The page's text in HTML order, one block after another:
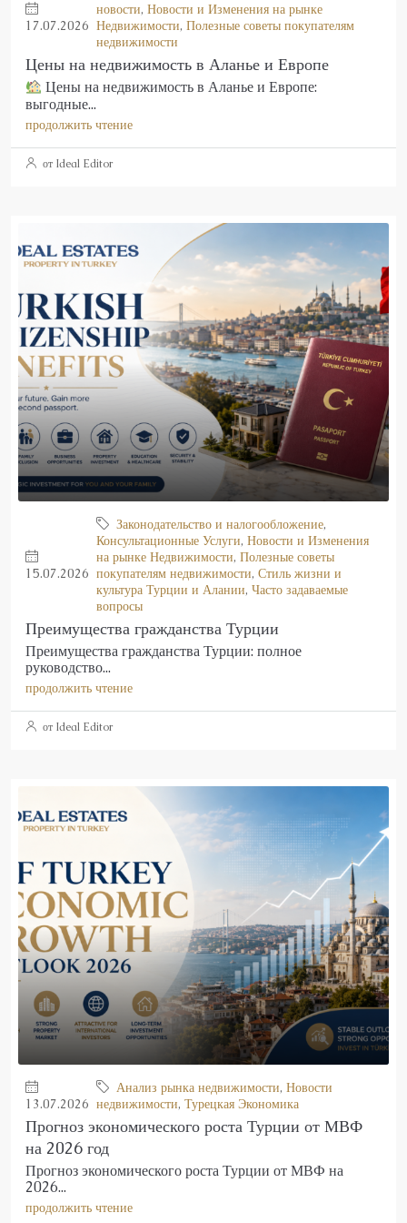
17.07.2026
новости, Новости и Изменения на рынке
Недвижимости, Полезные советы покупателям
недвижимости
Цены на недвижимость в Аланье и Европе
Цены на недвижимость в Аланье и Европе:
выгодные...
продолжить чтение
от Ideal Editor
15.07.2026
Законодательство и налогообложение,
Консультационные Услуги, Новости и Изменения
на рынке Недвижимости, Полезные советы
покупателям недвижимости, Стиль жизни и
культура Турции и Алании, Часто задаваемые
вопросы
Преимущества гражданства Турции
Преимущества гражданства Турции: полное
руководство...
продолжить чтение
от Ideal Editor
13.07.2026
Анализ рынка недвижимости, Новости
недвижимости, Турецкая Экономика
Прогноз экономического роста Турции от МВФ
на 2026 год
Прогноз экономического роста Турции от МВФ на
2026...
продолжить чтение